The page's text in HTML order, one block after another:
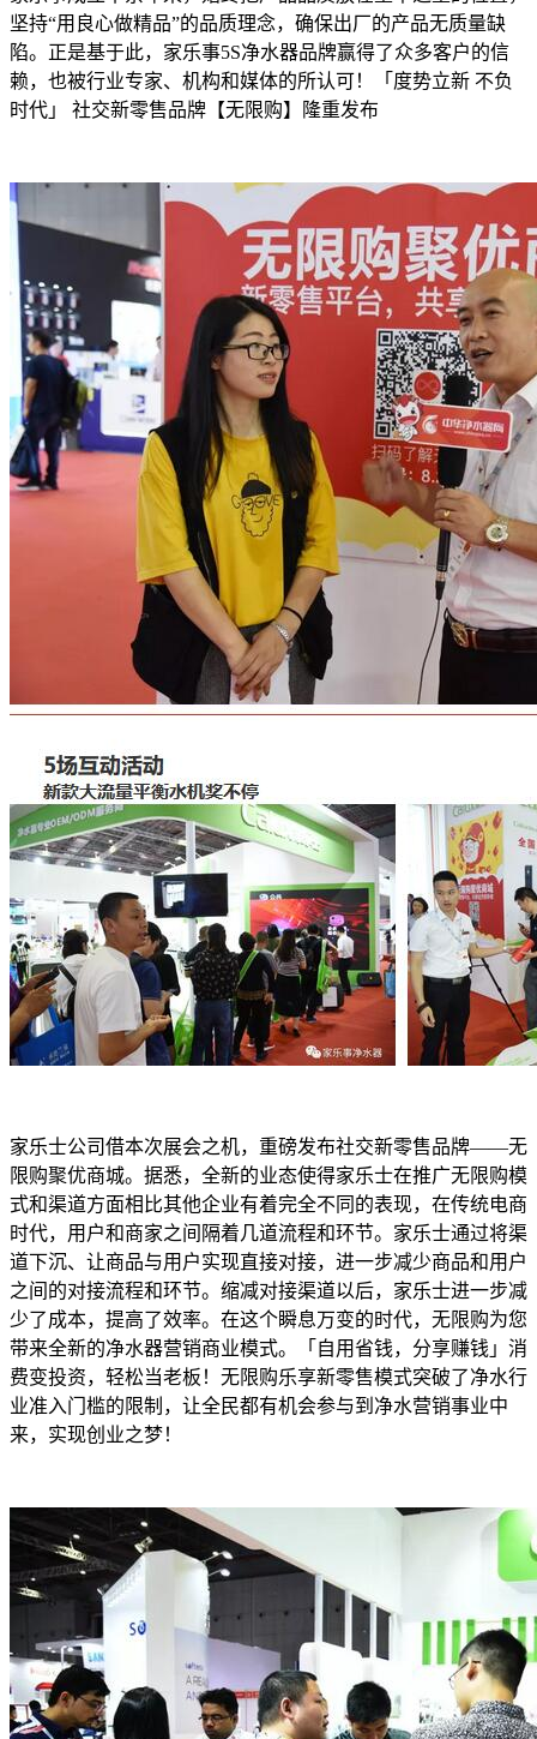
坚持“用良心做精品”的品质理念，确保出厂的产品无质量缺
陷。正是基于此，家乐事5S净水器品牌赢得了众多客户的信
赖，也被行业专家、机构和媒体的所认可！「度势立新 不负
时代」 社交新零售品牌【无限购】隆重发布
家乐士公司借本次展会之机，重磅发布社交新零售品牌——无
限购聚优商城。据悉，全新的业态使得家乐士在推广无限购模
式和渠道方面相比其他企业有着完全不同的表现，在传统电商
时代，用户和商家之间隔着几道流程和环节。家乐士通过将渠
道下沉、让商品与用户实现直接对接，进一步减少商品和用户
之间的对接流程和环节。缩减对接渠道以后，家乐士进一步减
少了成本，提高了效率。在这个瞬息万变的时代，无限购为您
带来全新的净水器营销商业模式。「自用省钱，分享赚钱」消
费变投资，轻松当老板！无限购乐享新零售模式突破了净水行
业准入门槛的限制，让全民都有机会参与到净水营销事业中
来，实现创业之梦！